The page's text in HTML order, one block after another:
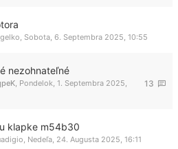
Sobota, 6. Septembra 2025, 10:55
nezohnateľné
13
Pondelok, 1. Septembra 2025,
klapke m54b30
Nedeľa, 24. Augusta 2025, 16:11